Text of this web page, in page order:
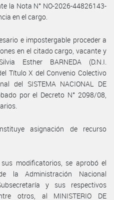
la Nota N° NO-2026-44826143-
en el cargo.
e impostergable proceder a
en el citado cargo, vacante y
Esther BARNEDA (D.N.I.
Título X del Convenio Colectivo
del SISTEMA NACIONAL DE
por el Decreto N° 2098/08,
asignación de recurso
modificatorios, se aprobó el
la Administración Nacional
y sus respectivos
otros, al MINISTERIO DE